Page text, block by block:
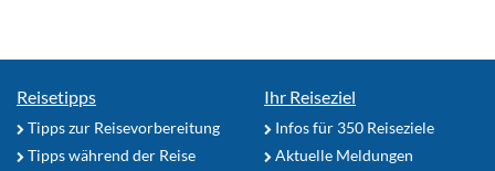
Reisetipps
Tipps zur Reisevorbereitung
Tipps während der Reise
Ihr Reiseziel
Infos für 350 Reiseziele
Aktuelle Meldungen